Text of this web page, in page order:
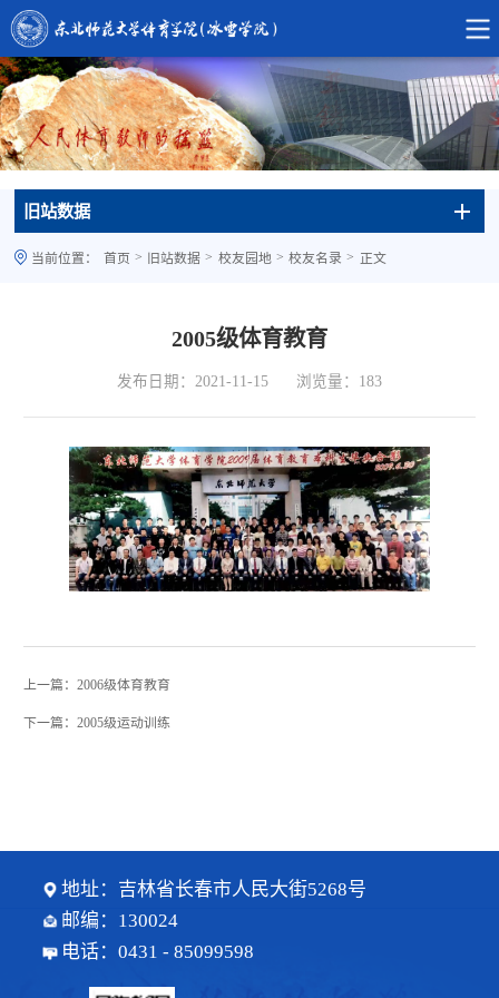
旧站数据
当前位置： 首页 > 旧站数据 > 校友园地 > 校友名录 > 正文
2005级体育教育
发布日期：2021-11-15 浏览量： 183
上一篇：2006级体育教育
下一篇：2005级运动训练
地址：吉林省长春市人民大街5268号
邮编：130024
电话：0431 - 85099598